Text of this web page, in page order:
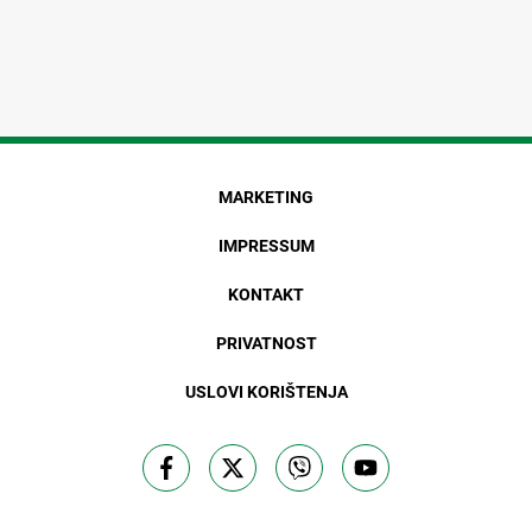
MARKETING
IMPRESSUM
KONTAKT
PRIVATNOST
USLOVI KORIŠTENJA